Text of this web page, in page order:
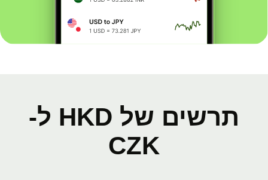
תרשים של HKD ל-
CZK